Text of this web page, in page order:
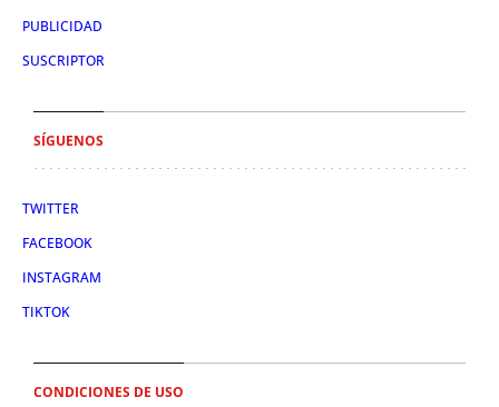
PUBLICIDAD
SUSCRIPTOR
SÍGUENOS
TWITTER
FACEBOOK
INSTAGRAM
TIKTOK
CONDICIONES DE USO